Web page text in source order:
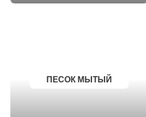
ПЕСОК МЫТЫЙ